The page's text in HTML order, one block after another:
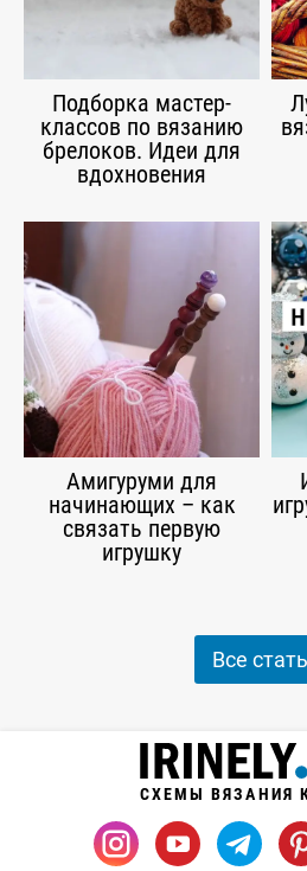
Подборка мастер-
классов по вязанию
брелоков. Идеи для
вдохновения
Амигуруми для
начинающих – как
связать первую
игрушку
Все